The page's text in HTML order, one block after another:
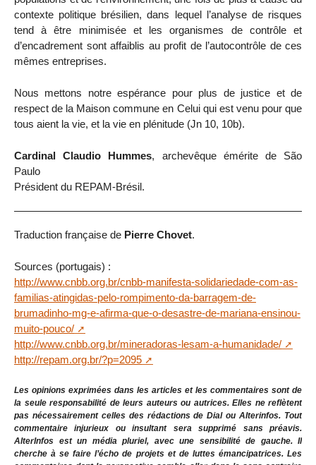
contexte politique brésilien, dans lequel l’analyse de risques
tend à être minimisée et les organismes de contrôle et
d’encadrement sont affaiblis au profit de l’autocontrôle de ces
mêmes entreprises.
Nous mettons notre espérance pour plus de justice et de
respect de la Maison commune en Celui qui est venu pour que
tous aient la vie, et la vie en plénitude (Jn 10, 10b).
Cardinal Claudio Hummes, archevêque émérite de São
Paulo
Président du REPAM-Brésil.
Traduction française de Pierre Chovet.
Sources (portugais) :
http://www.cnbb.org.br/cnbb-manifesta-solidariedade-com-as-
familias-atingidas-pelo-rompimento-da-barragem-de-
brumadinho-mg-e-afirma-que-o-desastre-de-mariana-ensinou-
muito-pouco/
http://www.cnbb.org.br/mineradoras-lesam-a-humanidade/
http://repam.org.br/?p=2095
Les opinions exprimées dans les articles et les commentaires sont de
la seule responsabilité de leurs auteurs ou autrices. Elles ne reflètent
pas nécessairement celles des rédactions de Dial ou Alterinfos. Tout
commentaire injurieux ou insultant sera supprimé sans préavis.
AlterInfos est un média pluriel, avec une sensibilité de gauche. Il
cherche à se faire l’écho de projets et de luttes émancipatrices. Les